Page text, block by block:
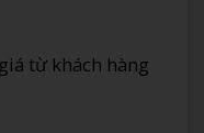
từ khách hàng